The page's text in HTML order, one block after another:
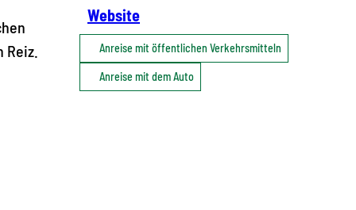
Website
Anreise mit öffentlichen Verkehrsmitteln
Anreise mit dem Auto